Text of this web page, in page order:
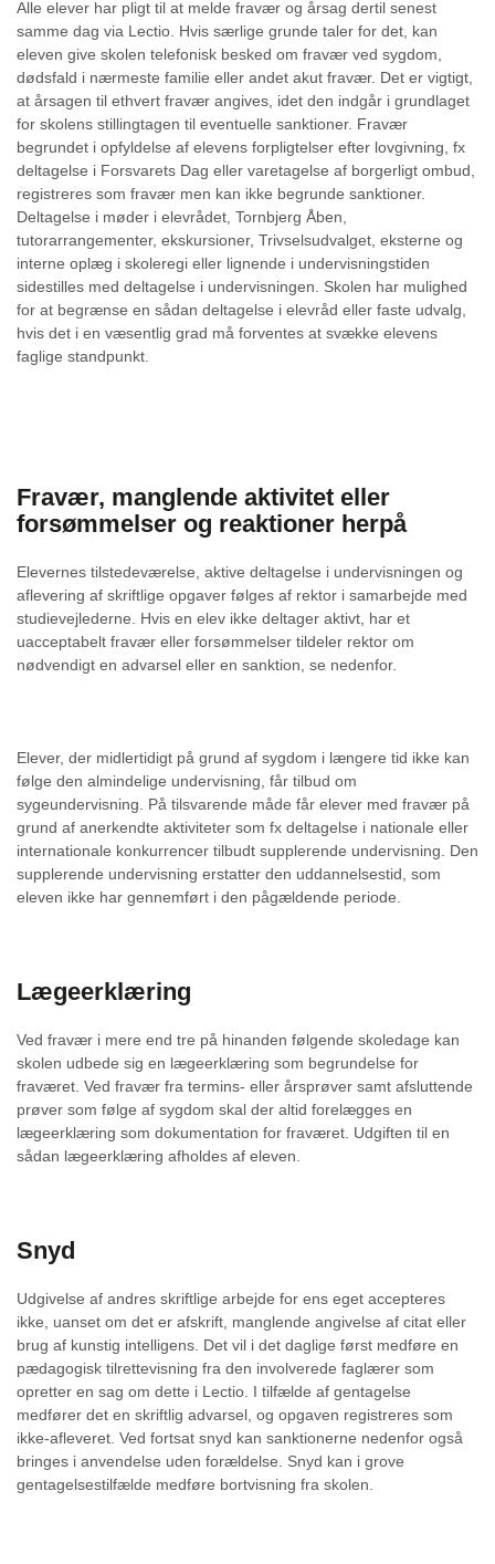
Alle elever har pligt til at melde fravær og årsag dertil senest
samme dag via Lectio. Hvis særlige grunde taler for det, kan
eleven give skolen telefonisk besked om fravær ved sygdom,
dødsfald i nærmeste familie eller andet akut fravær. Det er vigtigt,
at årsagen til ethvert fravær angives, idet den indgår i grundlaget
for skolens stillingtagen til eventuelle sanktioner. Fravær
begrundet i opfyldelse af elevens forpligtelser efter lovgivning, fx
deltagelse i Forsvarets Dag eller varetagelse af borgerligt ombud,
registreres som fravær men kan ikke begrunde sanktioner.
Deltagelse i møder i elevrådet, Tornbjerg Åben,
tutorarrangementer, ekskursioner, Trivselsudvalget, eksterne og
interne oplæg i skoleregi eller lignende i undervisningstiden
sidestilles med deltagelse i undervisningen. Skolen har mulighed
for at begrænse en sådan deltagelse i elevråd eller faste udvalg,
hvis det i en væsentlig grad må forventes at svække elevens
faglige standpunkt.
Fravær, manglende aktivitet eller
forsømmelser og reaktioner herpå
Elevernes tilstedeværelse, aktive deltagelse i undervisningen og
aflevering af skriftlige opgaver følges af rektor i samarbejde med
studievejlederne. Hvis en elev ikke deltager aktivt, har et
uacceptabelt fravær eller forsømmelser tildeler rektor om
nødvendigt en advarsel eller en sanktion, se nedenfor.
Elever, der midlertidigt på grund af sygdom i længere tid ikke kan
følge den almindelige undervisning, får tilbud om
sygeundervisning. På tilsvarende måde får elever med fravær på
grund af anerkendte aktiviteter som fx deltagelse i nationale eller
internationale konkurrencer tilbudt supplerende undervisning. Den
supplerende undervisning erstatter den uddannelsestid, som
eleven ikke har gennemført i den pågældende periode.
Lægeerklæring
Ved fravær i mere end tre på hinanden følgende skoledage kan
skolen udbede sig en lægeerklæring som begrundelse for
fraværet. Ved fravær fra termins- eller årsprøver samt afsluttende
prøver som følge af sygdom skal der altid forelægges en
lægeerklæring som dokumentation for fraværet. Udgiften til en
sådan lægeerklæring afholdes af eleven.
Snyd
Udgivelse af andres skriftlige arbejde for ens eget accepteres
ikke, uanset om det er afskrift, manglende angivelse af citat eller
brug af kunstig intelligens. Det vil i det daglige først medføre en
pædagogisk tilrettevisning fra den involverede faglærer som
opretter en sag om dette i Lectio. I tilfælde af gentagelse
medfører det en skriftlig advarsel, og opgaven registreres som
ikke-afleveret. Ved fortsat snyd kan sanktionerne nedenfor også
bringes i anvendelse uden forældelse. Snyd kan i grove
gentagelsestilfælde medføre bortvisning fra skolen.